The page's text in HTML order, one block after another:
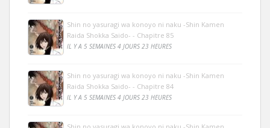
Shin no yasuragi wa konoyo ni naku -Shin Kamen
Raida Shokka Saido- - Chapitre 85
IL Y A 5 SEMAINES 4 JOURS 23 HEURES
Shin no yasuragi wa konoyo ni naku -Shin Kamen
Raida Shokka Saido- - Chapitre 84
IL Y A 5 SEMAINES 4 JOURS 23 HEURES
Shin no yasuragi wa konoyo ni naku -Shin Kamen